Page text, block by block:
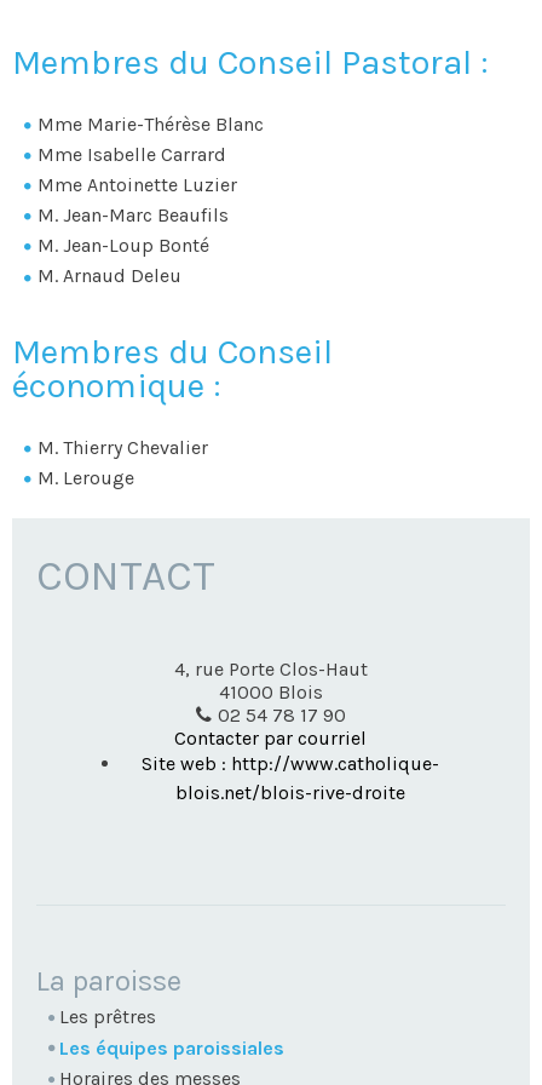
Membres du Conseil Pastoral :
Mme Marie-Thérèse Blanc
Mme Isabelle Carrard
Mme Antoinette Luzier
M. Jean-Marc Beaufils
M. Jean-Loup Bonté
M. Arnaud Deleu
Membres du Conseil
économique :
M. Thierry Chevalier
M. Lerouge
CONTACT
4, rue Porte Clos-Haut
41000 Blois
02 54 78 17 90
Contacter par courriel
Site web : http://www.catholique-
blois.net/blois-rive-droite
NAVIGATION
La paroisse
Les prêtres
Les équipes paroissiales
Horaires des messes